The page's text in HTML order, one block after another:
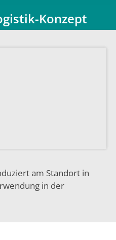
Konzept
Du bist hier:
am Standort in
in der